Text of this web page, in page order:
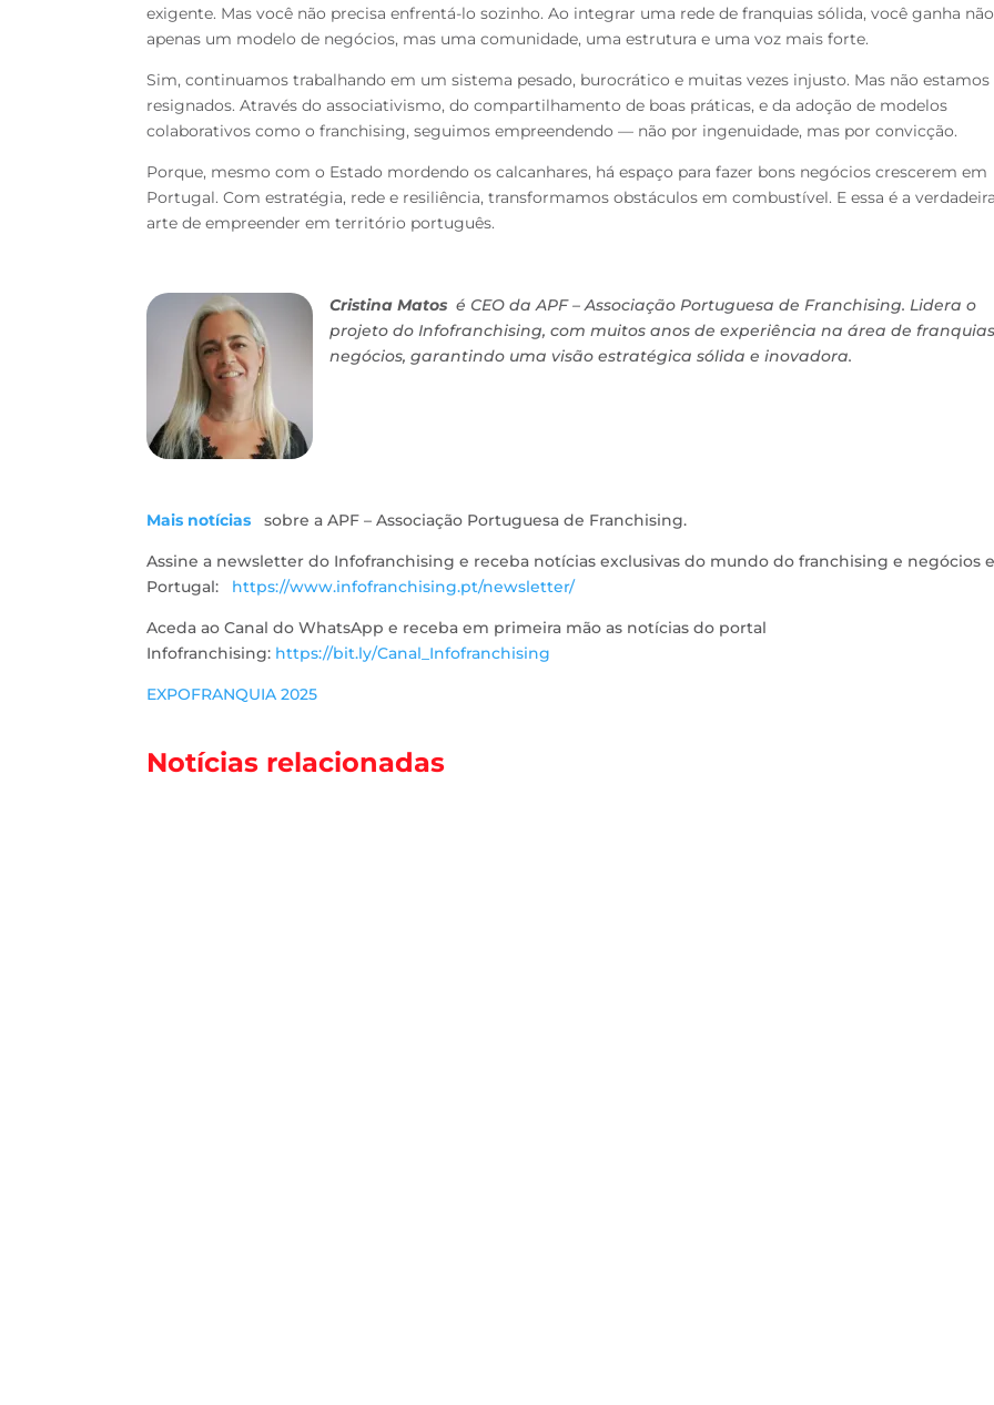
exigente. Mas você não precisa enfrentá-lo sozinho. Ao integrar uma rede de franquias sólida, você ganha não
apenas um modelo de negócios, mas uma comunidade, uma estrutura e uma voz mais forte.
Sim, continuamos trabalhando em um sistema pesado, burocrático e muitas vezes injusto. Mas não estamos
resignados. Através do associativismo, do compartilhamento de boas práticas, e da adoção de modelos
colaborativos como o franchising, seguimos empreendendo — não por ingenuidade, mas por convicção.
Porque, mesmo com o Estado mordendo os calcanhares, há espaço para fazer bons negócios crescerem em
Portugal. Com estratégia, rede e resiliência, transformamos obstáculos em combustível. E essa é a
arte de empreender em território português.
Cristina Matos é CEO da APF – Associação Portuguesa de Franchising. Lidera o
projeto do Infofranchising, com muitos anos de experiência na área de
negócios, garantindo uma visão estratégica sólida e inovadora.
Mais notícias sobre a APF – Associação Portuguesa de Franchising.
Assine a newsletter do Infofranchising e receba notícias exclusivas do mundo do franchising e negócios
Portugal: https://www.infofranchising.pt/newsletter/
Aceda ao Canal do WhatsApp e receba em primeira mão as notícias do portal
Infofranchising: https://bit.ly/Canal_Infofranchising
EXPOFRANQUIA 2025
Notícias relacionadas